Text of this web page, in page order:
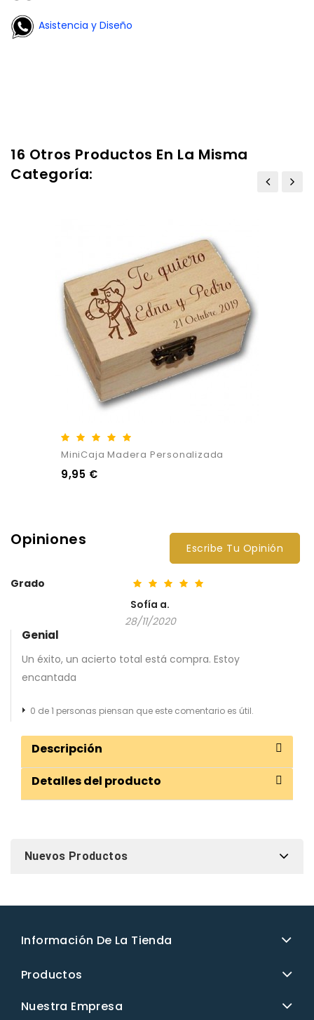
Asistencia y Diseño
16 Otros Productos En La Misma
Categoría:
MiniCaja Madera Personalizada
9,95 €
Opiniones Escribe Tu Opinión
Grado
Sofía a.
28/11/2020
Genial
Un éxito, un acierto total está compra. Estoy
encantada
0 de 1 personas piensan que este comentario es útil.
Descripción
Detalles del producto
Nuevos Productos
Información De La Tienda
Productos
Nuestra Empresa